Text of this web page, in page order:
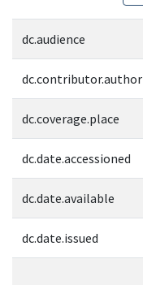
dc.audience
dc.contributor.author
dc.coverage.place
dc.date.accessioned
dc.date.available
dc.date.issued